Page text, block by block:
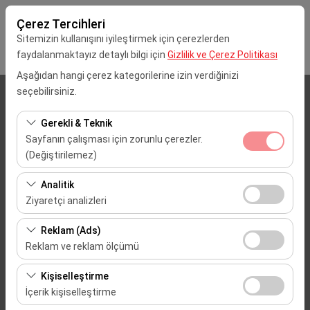
Çerez Tercihleri
Sitemizin kullanışını iyileştirmek için çerezlerden
faydalanmaktayız detaylı bilgi için Gizlilik ve Çerez Politikası
Aşağıdan hangi çerez kategorilerine izin verdiğinizi
seçebilirsiniz.
Gerekli & Teknik
Sayfanın çalışması için zorunlu çerezler.
(Değiştirilemez)
Bu çerezler sitenin doğru şekilde çalışması, güvenlik,
oturum yönetimi ve temel işlevler için gereklidir. Devre
dışı bırakılamaz.
Analitik
Ziyaretçi analizleri
Bu çerezler, sitemizin nasıl kullanıldığını (ziyaretçi sayısı,
en çok ziyaret edilen sayfalar, kullanıcı davranışları)
analiz etmemizi sağlar. Bu veriler, web sitesi
performansını ölçmek ve kullanıcı deneyimini sürekli
iyileştirmek için kullanılır.
Reklam (Ads)
Reklam ve reklam ölçümü
Bu çerezler, size ilgi alanlarınıza uygun kişiselleştirilmiş
reklamlar göstermemize ve reklam kampanyalarımızın
etkinliğini (gösterim sayısı, tıklama oranı) ölçmemize
Kişiselleştirme
İçerik kişiselleştirme
Alış Lokasyonu
İstanbul Sabiha Gökçen Havalimanı (SAW)
Aracı farklı bir lokasyona bırakacağım
Alış Tarih & Saat
Dönüş Tarih & Saat